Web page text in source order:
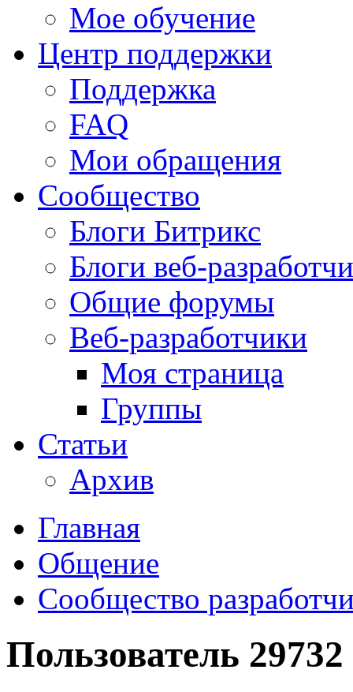
Мое обучение
Центр поддержки
Поддержка
FAQ
Мои обращения
Сообщество
Блоги Битрикс
Блоги веб-
Общие форумы
Веб-разработчики
Моя страница
Группы
Статьи
Архив
Главная
Общение
Сообщество
Пользователь 29732